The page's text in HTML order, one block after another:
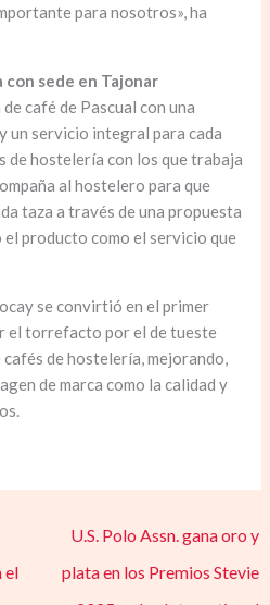
para nosotros», ha
con sede en Tajonar
café de Pascual con una
un servicio integral para cada
de hostelería con los que trabaja
al hostelero para que
taza a través de una propuesta
producto como el servicio que
se convirtió en el primer
el torrefacto por el de tueste
de hostelería, mejorando,
de marca como la calidad y
el
U.S. Polo Assn. gana oro y
plata en los Premios Stevie